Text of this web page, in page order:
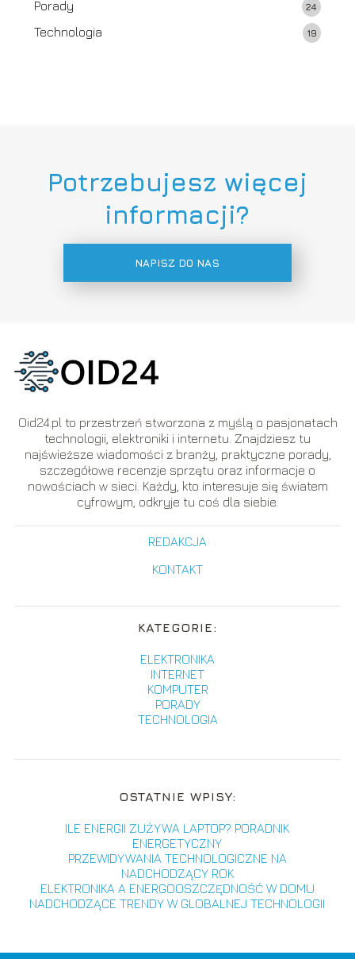
Porady 24
Technologia 19
Potrzebujesz więcej
informacji?
NAPISZ DO NAS
Oid24.pl to przestrzeń stworzona z myślą o pasjonatach
technologii, elektroniki i internetu. Znajdziesz tu
najświeższe wiadomości z branży, praktyczne porady,
szczegółowe recenzje sprzętu oraz informacje o
nowościach w sieci. Każdy, kto interesuje się światem
cyfrowym, odkryje tu coś dla siebie.
REDAKCJA
KONTAKT
KATEGORIE:
ELEKTRONIKA
INTERNET
KOMPUTER
PORADY
TECHNOLOGIA
OSTATNIE WPISY:
ILE ENERGII ZUŻYWA LAPTOP? PORADNIK
ENERGETYCZNY
PRZEWIDYWANIA TECHNOLOGICZNE NA
NADCHODZĄCY ROK
ELEKTRONIKA A ENERGOOSZCZĘDNOŚĆ W DOMU
NADCHODZĄCE TRENDY W GLOBALNEJ TECHNOLOGII